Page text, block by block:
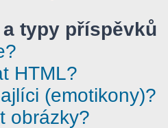
typy příspěvků
HTML?
(emotikony)?
obrázky?